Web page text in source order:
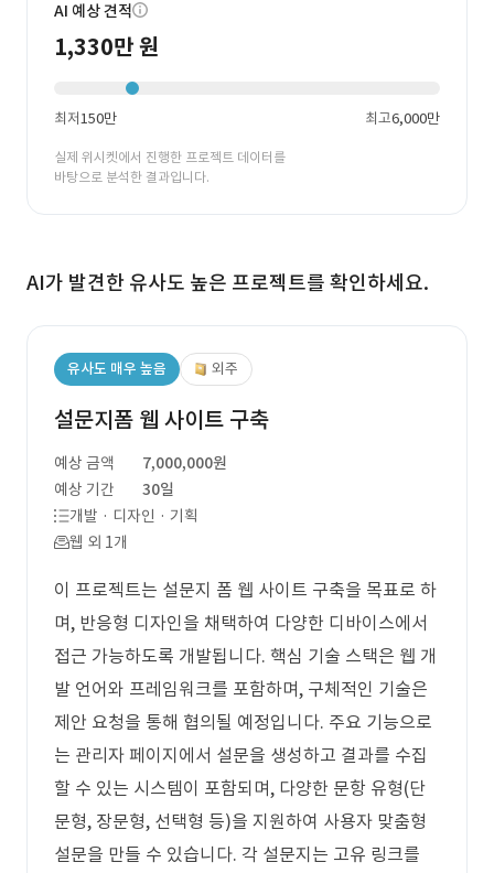
AI 예상 견적
1,330만 원
최저150만 최고6,000만
실제 위시켓에서 진행한 프로젝트 데이터를
바탕으로 분석한 결과입니다.
AI가 발견한 유사도 높은 프로젝트를 확인하세요.
유사도 매우 높음 외주
설문지폼 웹 사이트 구축
예상 금액
7,000,000원
예상 기간
30일
개발 · 디자인 · 기획
웹 외 1개
이 프로젝트는 설문지 폼 웹 사이트 구축을 목표로 하
며, 반응형 디자인을 채택하여 다양한 디바이스에서
접근 가능하도록 개발됩니다. 핵심 기술 스택은 웹 개
발 언어와 프레임워크를 포함하며, 구체적인 기술은
제안 요청을 통해 협의될 예정입니다. 주요 기능으로
는 관리자 페이지에서 설문을 생성하고 결과를 수집
할 수 있는 시스템이 포함되며, 다양한 문항 유형(단
문형, 장문형, 선택형 등)을 지원하여 사용자 맞춤형
설문을 만들 수 있습니다. 각 설문지는 고유 링크를